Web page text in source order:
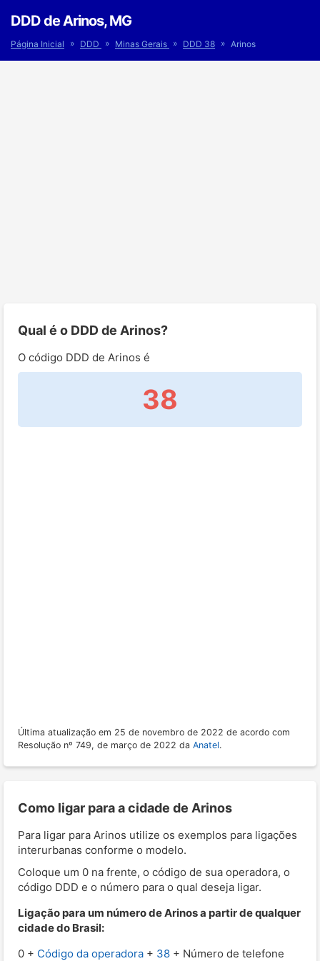
DDD de Arinos, MG
Página Inicial » DDD » Minas Gerais » DDD 38 » Arinos
Qual é o DDD de Arinos?
O código DDD de Arinos é
38
Última atualização em 25 de novembro de 2022 de acordo com
Resolução nº 749, de março de 2022 da Anatel.
Como ligar para a cidade de Arinos
Para ligar para Arinos utilize os exemplos para ligações
interurbanas conforme o modelo.
Coloque um 0 na frente, o código de sua operadora, o
código DDD e o número para o qual deseja ligar.
Ligação para um número de Arinos a partir de qualquer
cidade do Brasil:
0 + Código da operadora + 38 + Número de telefone